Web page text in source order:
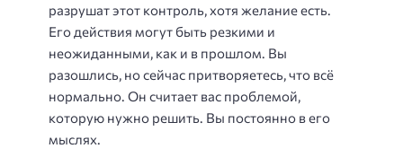
разрушат этот контроль, хотя желание есть.
Его действия могут быть резкими и
неожиданными, как и в прошлом. Вы
разошлись, но сейчас притворяетесь, что всё
нормально. Он считает вас проблемой,
которую нужно решить. Вы постоянно в его
мыслях.